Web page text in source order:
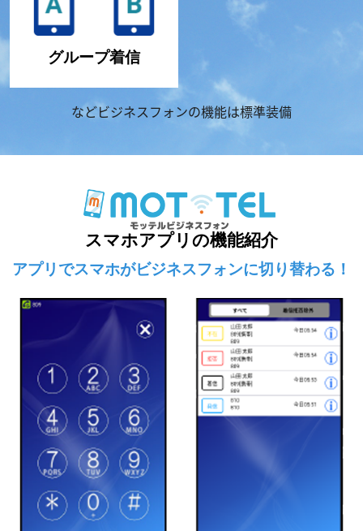
グループ着信
などビジネスフォンの機能は標準装備
スマホアプリの機能紹介
アプリでスマホがビジネスフォンに切り替わる！